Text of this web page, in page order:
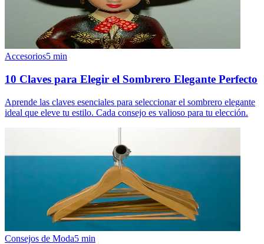
Accesorios5 min
10 Claves para Elegir el Sombrero Elegante Perfecto
Aprende las claves esenciales para seleccionar el sombrero elegante
ideal que eleve tu estilo. Cada consejo es valioso para tu elección.
Consejos de Moda5 min